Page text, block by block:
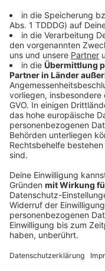
Bayern
Neue
Zwischenbilanz
Das bundesweit
einem Monat.
und Hilfe - bei